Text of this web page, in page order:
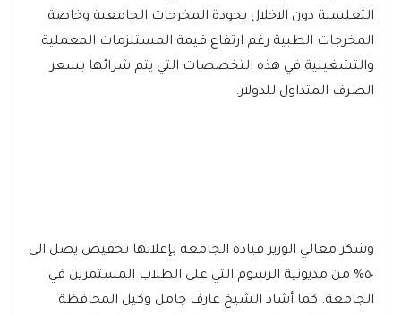
التعليمية دون الاخلال بجودة المخرجات الجامعية وخاصة
المخرجات الطبية رغم ارتفاع قيمة المستلزمات المعملية
والتشغيلية في هذه التخصصات التي يتم شرائها بسعر
الصرف المتداول للدولار.
وشكر معالي الوزير قيادة الجامعة بإعلانها تخفيض يصل الى
٥٠% من مديونية الرسوم التي على الطلاب المستمرين في
الجامعة. كما أشاد الشيخ عارف جامل وكيل المحافظة